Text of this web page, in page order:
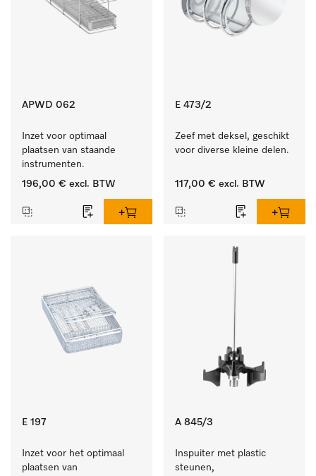
APWD 062
Inzet voor optimaal
plaatsen van staande
instrumenten.
196,00 € excl. BTW
E 473/2
Zeef met deksel, geschikt
voor diverse kleine delen.
117,00 € excl. BTW
E 197
Inzet voor het optimaal
plaatsen van
A 845/3
Inspuiter met plastic
steunen,